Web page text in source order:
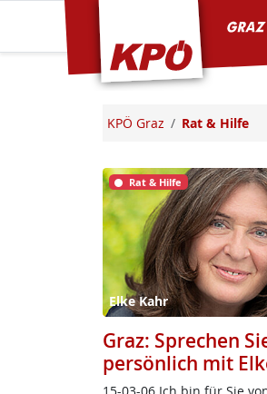
KPÖ Graz Rat & Hilfe
Rat & Hilfe
Elke Kahr
Graz: Sprechen
persönlich mit